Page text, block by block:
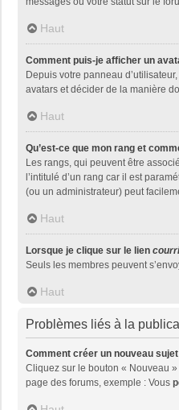
Haut
Comment puis-je afficher un
Depuis votre panneau
avatars et décider de la manière
Haut
Qu’est-ce que mon rang et
Les rangs, qui peuvent être
l’intitulé d’un rang car il est
(ou un administrateur) peut
Haut
Lorsque je clique sur le lien
Seuls les membres peuvent
Haut
Problèmes liés à la
Comment créer un nouveau
Cliquez sur le bouton « Nouveau
page des forums, exemple : Vous